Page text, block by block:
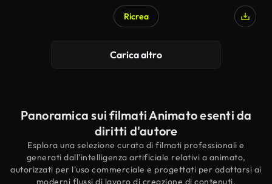
Ricrea
Carica altro
Panoramica sui filmati Animato esenti da
diritti d'autore
Esplora una selezione curata di filmati professionali e
generati dall'intelligenza artificiale relativi a animato,
autorizzati per l'uso commerciale e progettati per adattarsi ai
moderni flussi di lavoro di creazione di contenuti.